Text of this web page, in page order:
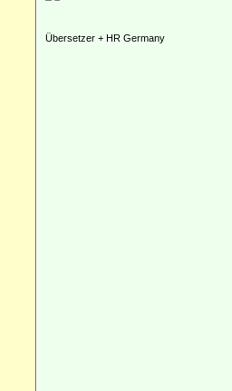
Übersetzer + HR Germany